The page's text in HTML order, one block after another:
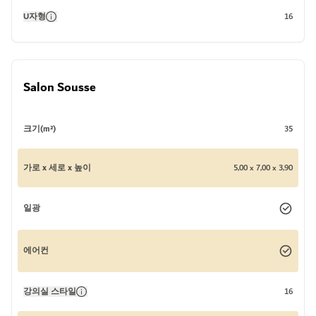
U자형 16
Salon Sousse
크기(m²) 35
가로 x 세로 x 높이 5,00 x 7,00 x 3,90
일광
에어컨
강의실 스타일 16